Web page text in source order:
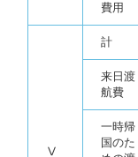
費用
Ⅴ
計
来日渡
航費
一時帰
国のた